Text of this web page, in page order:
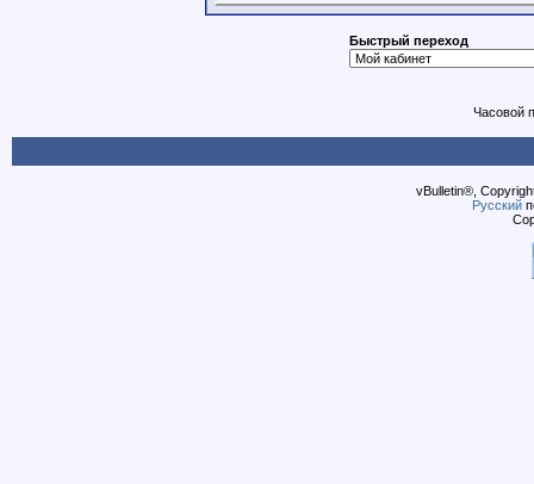
Быстрый переход
Часовой
vBulletin®,
Русский